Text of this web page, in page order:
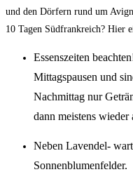
und den Dörfern rund um
10 Tagen Südfrankreich? Hier
Essenszeiten
Mittagspausen und
Nachmittag nur
dann meistens
Neben Lavendel-
Sonnenblumenfelder.